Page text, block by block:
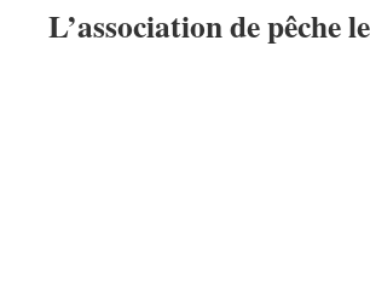
L’association de pêche